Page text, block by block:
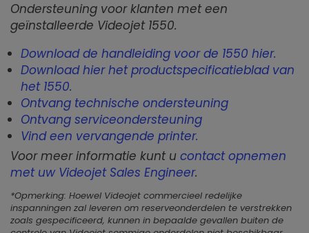
Ondersteuning voor klanten met een
geïnstalleerde Videojet 1550.
Download de handleiding voor de 1550 hier.
Download hier het productspecificatieblad van
het 1550.
Ontvang technische ondersteuning
Ontvang serviceondersteuning
Vind een vervangende printer.
Voor meer informatie kunt u contact opnemen
met uw Videojet Sales Engineer.
*Opmerking: Hoewel Videojet commercieel redelijke
inspanningen zal leveren om reserveonderdelen te verstrekken
zoals gespecificeerd, kunnen in bepaalde gevallen buiten de